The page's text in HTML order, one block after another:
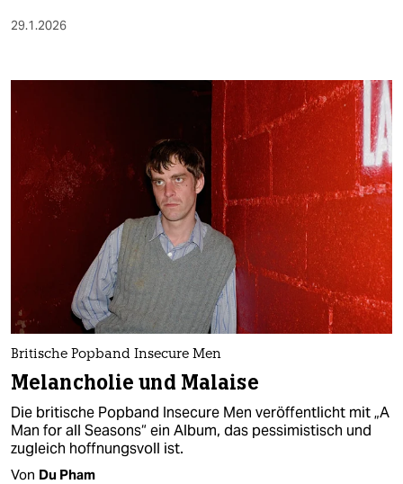
29.1.2026
Britische Popband Insecure Men
Melancholie und Malaise
Die britische Popband Insecure Men veröffentlicht mit „A
Man for all Seasons“ ein Album, das pessimistisch und
zugleich hoffnungsvoll ist.
Von Du Pham